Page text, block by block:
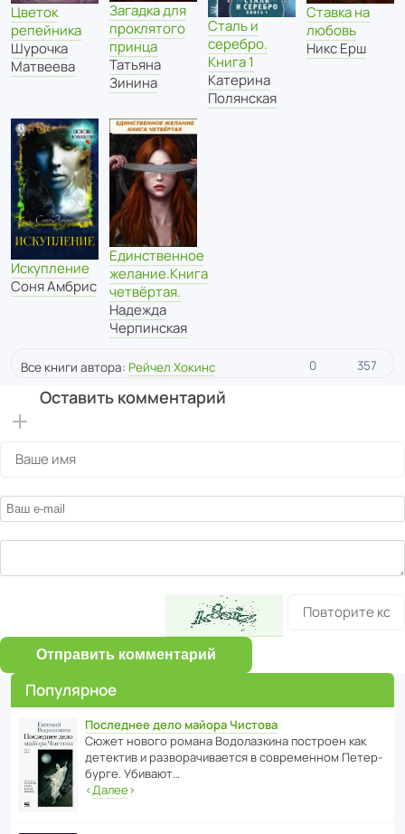
Цветок
репейника
Шурочка
Матвеева
Загадка для
проклятого
принца
Татьяна
Зинина
Сталь и
серебро.
Книга 1
Катерина
Полянская
Ставка на
любовь
Никс Ерш
Искупление
Соня Амбрис
Единственное
желание.Книга
четвёртая.
Надежда
Черпинская
Все книги автора: Рейчел Хокинс 0 357
Оставить комментарий
Отправить комментарий
Популярное
Последнее дело майора Чистова
Сюжет нового романа Водо­ла­з­кина пост­роен как
дете­ктив и разво­ра­чи­ва­ется в совре­менном Пете­р­
бурге. Убивают…
‹Далее›